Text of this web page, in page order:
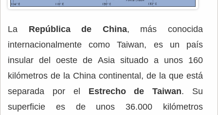
La República de China, más conocida
internacionalmente como Taiwan, es un país
insular del oeste de Asia situado a unos 160
kilómetros de la China continental, de la que está
separada por el Estrecho de Taiwan. Su
superficie es de unos 36.000 kilómetros